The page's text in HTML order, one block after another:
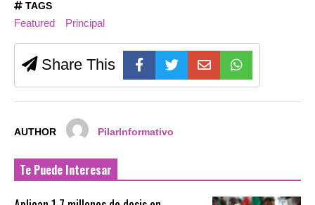
TAGS
Featured Principal
Share This
AUTHOR PilarInformativo
Te Puede Interesar